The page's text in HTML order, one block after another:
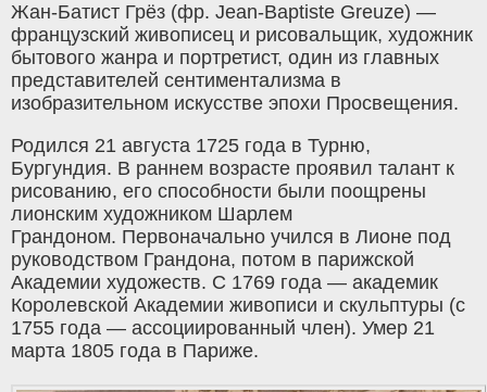
Жан-Батист Грёз (фр. Jean-Baptiste Greuze) —
французский живописец и рисовальщик, художник
бытового жанра и портретист, один из главных
представителей сентиментализма в
изобразительном искусстве эпохи Просвещения.
Родился 21 августа 1725 года в Турню,
Бургундия. В раннем возрасте проявил талант к
рисованию, его способности были поощрены
лионским художником Шарлем
Грандоном. Первоначально учился в Лионе под
руководством Грандона, потом в парижской
Академии художеств. С 1769 года — академик
Королевской Академии живописи и скульптуры (с
1755 года — ассоциированный член). Умер 21
марта 1805 года в Париже.